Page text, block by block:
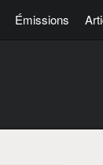
Émissions